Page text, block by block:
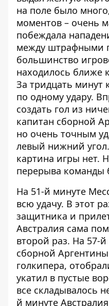
на поле было
моментов – очень
побеждала
между штрафными
большинство
находилось ближе
За тридцать минут
по одному удару.
создать гол из
капитан сборной
но очень точным
левый нижний
картина игры нет.
перерыва команды
На 51-й минуте
всю удачу. В этот
защитника и
Австралия сама
второй раз. На 57-
сборной
голкипера,
укатил в пустые
все складывалось
й минуте